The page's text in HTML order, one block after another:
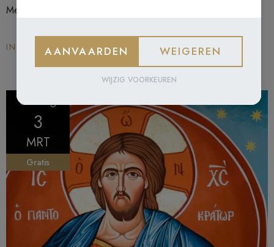
Met Willem Van Mullem
INSCHRIJVEN
dinsdag
3
MRT
Gratis
AANVAARDEN WEIGEREN
WIJZIG VOORKEUREN